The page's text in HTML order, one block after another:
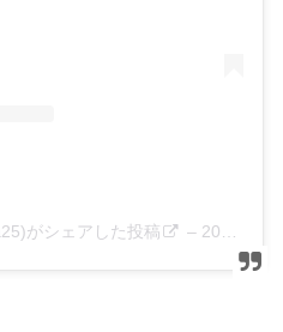
がシェアした投稿 – 2018年11月月24日午後10時50分PST